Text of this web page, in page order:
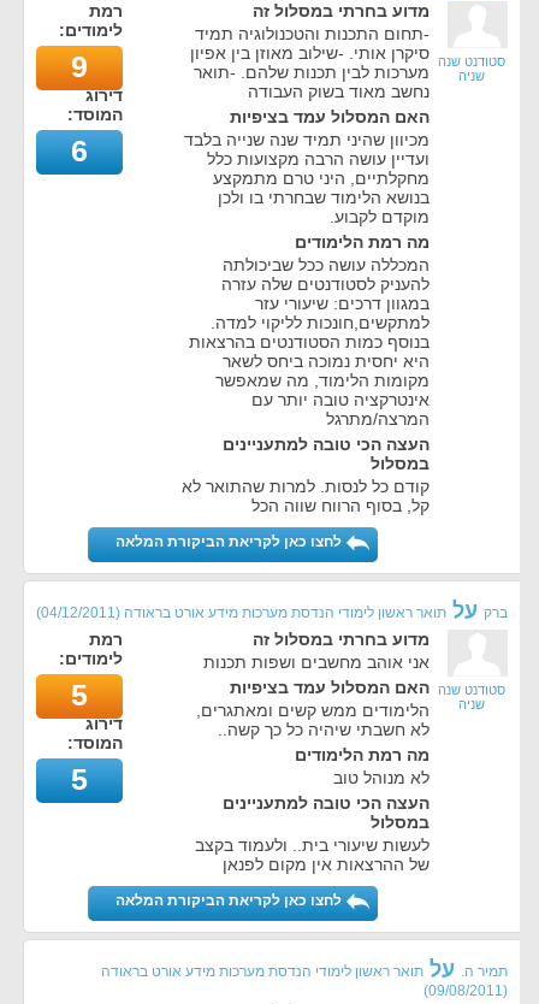
סטודנט שנה
שניה
מדוע בחרתי במסלול זה
-תחום התכנות והטכנולוגיה תמיד
סיקרן אותי. -שילוב מאוזן בין אפיון
מערכות לבין תכנות שלהם. -תואר
נחשב מאוד בשוק העבודה
האם המסלול עמד בציפיות
מכיוון שהיני תמיד שנה שנייה בלבד
ועדיין עושה הרבה מקצועות כלל
מחקלתיים, היני טרם מתמקצע
בנושא הלימוד שבחרתי בו ולכן
מוקדם לקבוע.
מה רמת הלימודים
המכללה עושה ככל שביכולתה
להעניק לסטודנטים שלה עזרה
במגוון דרכים: שיעורי עזר
למתקשים,חונכות לליקוי למדה.
בנוסף כמות הסטודנטים בהרצאות
היא יחסית נמוכה ביחס לשאר
מקומות הלימוד, מה שמאפשר
אינטרקציה טובה יותר עם
המרצה/מתרגל
העצה הכי טובה למתעניינים
במסלול
קודם כל לנסות. למרות שהתואר לא
קל, בסוף הרווח שווה הכל
רמת
לימודים:
9
דירוג
המוסד:
6
לחצו כאן לקריאת הביקורת המלאה
ברק על תואר ראשון לימודי הנדסת מערכות מידע אורט בראודה (
04/12/2011
)
סטודנט שנה
שניה
מדוע בחרתי במסלול זה
אני אוהב מחשבים ושפות תכנות
האם המסלול עמד בציפיות
הלימודים ממש קשים ומאתגרים,
לא חשבתי שיהיה כל כך קשה..
מה רמת הלימודים
לא מנוהל טוב
העצה הכי טובה למתעניינים
במסלול
לעשות שיעורי בית.. ולעמוד בקצב
של ההרצאות אין מקום לפנאן
רמת
לימודים:
5
דירוג
המוסד:
5
לחצו כאן לקריאת הביקורת המלאה
תמיר ה. על תואר ראשון לימודי הנדסת מערכות מידע אורט בראודה
(
09/08/2011
)